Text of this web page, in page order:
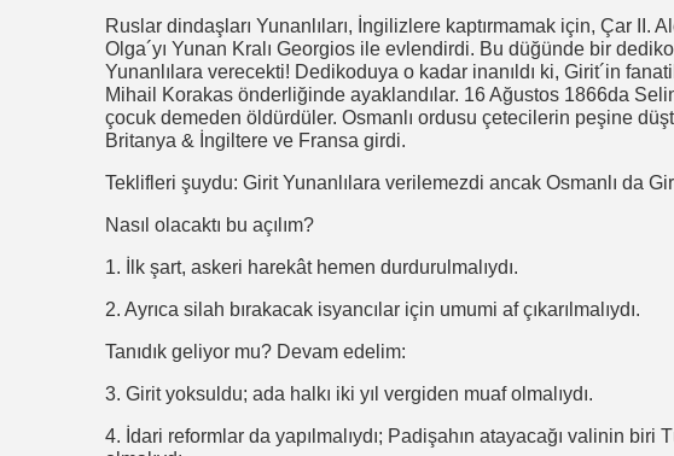
Ruslar dindaşları Yunanlıları, İngilizlere kaptırmamak için, Çar II.
Olga´yı Yunan Kralı Georgios ile evlendirdi. Bu düğünde bir
Yunanlılara verecekti! Dedikoduya o kadar inanıldı ki, Girit´in
Mihail Korakas önderliğinde ayaklandılar. 16 Ağustos 1866da
çocuk demeden öldürdüler. Osmanlı ordusu çetecilerin peşine
Britanya & İngiltere ve Fransa girdi.
Teklifleri şuydu: Girit Yunanlılara verilemezdi ancak Osmanlı da Girit
Nasıl olacaktı bu açılım?
1. İlk şart, askeri harekât hemen durdurulmalıydı.
2. Ayrıca silah bırakacak isyancılar için umumi af çıkarılmalıydı.
Tanıdık geliyor mu? Devam edelim:
3. Girit yoksuldu; ada halkı iki yıl vergiden muaf olmalıydı.
4. İdari reformlar da yapılmalıydı; Padişahın atayacağı valinin biri